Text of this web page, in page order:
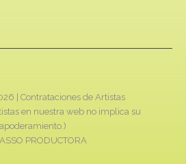
| Contrataciones de Artistas
en nuestra web no implica su
apoderamiento.)
PRODUCTORA